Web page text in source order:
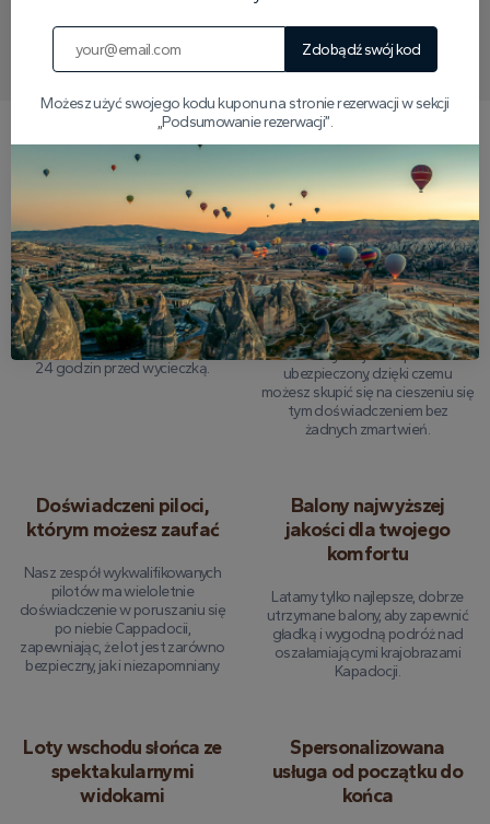
Napisz do nas na WhatsApp
Dlaczego warto nas wybrać?
24-godzinna gwarancja
zwrotu pieniędzy
Oferujemy spokój z pełną opcją
zwrotu, jeśli musisz anulować do
24 godzin przed wycieczką.
Kompleksowe
ubezpieczenie na
wycieczki
Każdy lot jest w pełni
ubezpieczony, dzięki czemu
możesz skupić się na cieszeniu się
tym doświadczeniem bez
żadnych zmartwień.
Doświadczeni piloci,
którym możesz zaufać
Nasz zespół wykwalifikowanych
pilotów ma wieloletnie
doświadczenie w poruszaniu się
po niebie Cappadocii,
zapewniając, że lot jest zarówno
bezpieczny, jak i niezapomniany.
Balony najwyższej
jakości dla twojego
komfortu
Latamy tylko najlepsze, dobrze
utrzymane balony, aby zapewnić
gładką i wygodną podróż nad
oszałamiającymi krajobrazami
Kapadocji.
Loty wschodu słońca ze
spektakularnymi
widokami
Spersonalizowana
usługa od początku do
końca
Zdobądź swój kod
Możesz użyć swojego kodu kuponu na stronie rezerwacji w sekcji
„Podsumowanie rezerwacji”.